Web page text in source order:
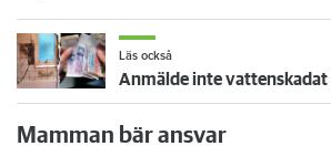
Läs också
Mamman bär ansvar